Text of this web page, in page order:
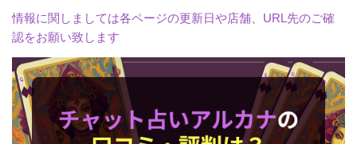
情報に関しましては各ページの更新日や店舗、URL先のご確
認をお願い致します